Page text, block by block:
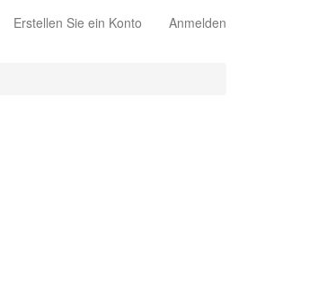
Erstellen Sie ein Konto Anmelden